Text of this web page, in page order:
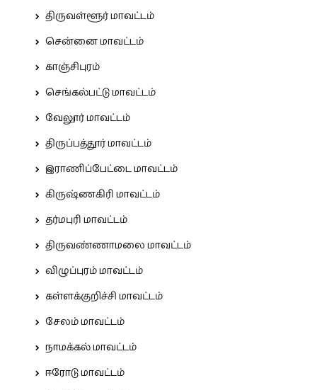
திருவள்ளூர் மாவட்டம்
சென்னை மாவட்டம்
காஞ்சிபுரம்
செங்கல்பட்டு மாவட்டம்
வேலூர் மாவட்டம்
திருப்பத்தூர் மாவட்டம்
இராணிப்பேட்டை மாவட்டம்
கிருஷ்ணகிரி மாவட்டம்
தர்மபுரி மாவட்டம்
திருவண்ணாமலை மாவட்டம்
விழுப்புரம் மாவட்டம்
கள்ளக்குறிச்சி மாவட்டம்
சேலம் மாவட்டம்
நாமக்கல் மாவட்டம்
ஈரோடு மாவட்டம்